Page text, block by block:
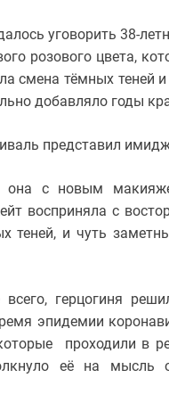
уговорить 38-
розового цвета,
смена тёмных теней
добавляло годы
представил
с новым
восприняла с
теней, и чуть
герцогиня
эпидемии
проходили в
её на мысль